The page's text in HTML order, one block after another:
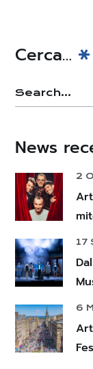
Cerca…
News
2
17
6